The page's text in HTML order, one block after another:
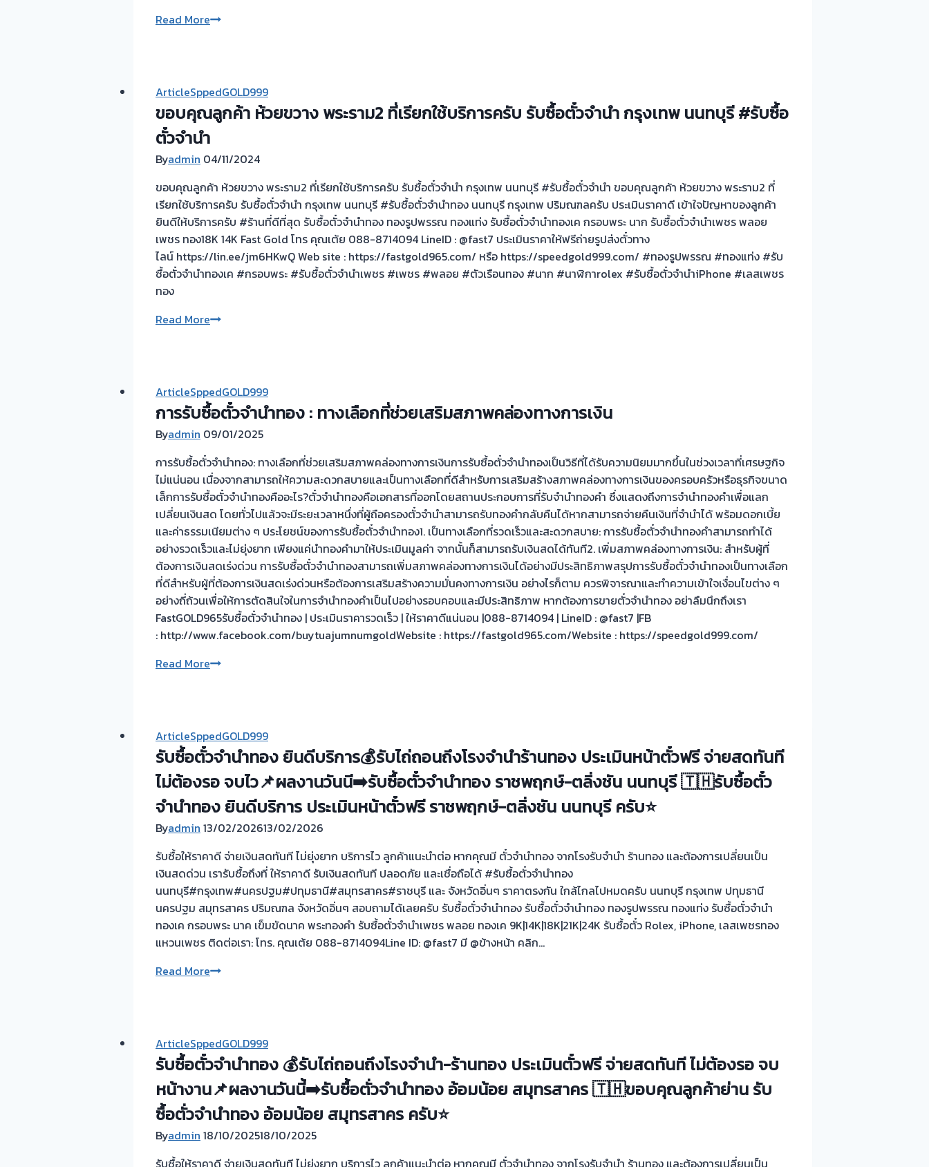
Read More💡
ทอง
ให้
เป็น
เงินสด!
ความ
เรื่อง
ตั๋ว
จำนำ
ที่
คุณ
อาจ
เคย
รู้
เงิน
ที่
คุ้ม
ArticleSppedGOLD999
ขอบคุณลูกค้า ห้วยขวาง พระราม2 ที่เรียกใช้บริการครับ รับซื้อตั๋วจำนำ กรุงเทพ นนทบุรี #รับซื้อ
ตั๋วจำนำ
Byadmin 04/11/2024
ขอบคุณลูกค้า ห้วยขวาง พระราม2 ที่เรียกใช้บริการครับ รับซื้อตั๋วจำนำ กรุงเทพ นนทบุรี #รับซื้อตั๋วจำนำ ขอบคุณลูกค้า ห้วยขวาง พระราม2 ที่
เรียกใช้บริการครับ รับซื้อตั๋วจำนำ กรุงเทพ นนทบุรี #รับซื้อตั๋วจำนำทอง นนทบุรี กรุงเทพ ปริมณฑลครับ ประเมินราคาดี เข้าใจปัญหาของลูกค้า
ยินดีให้บริการครับ #ร้านที่ดีที่สุด รับซื้อตั๋วจำนำทอง ทองรูปพรรณ ทองแท่ง รับซื้อตั๋วจำนำทองเค กรอบพระ นาก รับซื้อตั๋วจำนำเพชร พลอย
เพชร ทอง18K 14K Fast Gold โทร คุณเต้ย 088-8714094 LineID : @fast7 ประเมินราคาให้ฟรีถ่ายรูปส่งตั๋วทาง
ไลน์ https://lin.ee/jm6HKwQ Web site : https://fastgold965.com/ หรือ https://speedgold999.com/ #ทองรูปพรรณ #ทองแท่ง #รับ
ซื้อตั๋วจำนำทองเค #กรอบพระ #รับซื้อตั๋วจำนำเพชร #เพชร #พลอย #ตัวเรือนทอง #นาก #นาฬิกาrolex #รับซื้อตั๋วจำนำiPhone #เลสเพชร
ทอง
Read Moreขอบคุณ
ที่
เรียก
ใช้
บริการ
ครับ
รับ
ซื้อ
ตั๋ว
จำนำ
กรุงเทพ
นนทบุรี #รับ
ซื้อ
ตั๋ว
จำนำ
ArticleSppedGOLD999
การรับซื้อตั๋วจำนำทอง : ทางเลือกที่ช่วยเสริมสภาพคล่องทางการเงิน
Byadmin 09/01/2025
การรับซื้อตั๋วจำนำทอง: ทางเลือกที่ช่วยเสริมสภาพคล่องทางการเงินการรับซื้อตั๋วจำนำทองเป็นวิธีที่ได้รับความนิยมมากขึ้นในช่วงเวลาที่เศรษฐกิจ
ไม่แน่นอน เนื่องจากสามารถให้ความสะดวกสบายและเป็นทางเลือกที่ดีสำหรับการเสริมสร้างสภาพคล่องทางการเงินของครอบครัวหรือธุรกิจขนาด
เล็กการรับซื้อตั๋วจำนำทองคืออะไร?ตั๋วจำนำทองคือเอกสารที่ออกโดยสถานประกอบการที่รับจำนำทองคำ ซึ่งแสดงถึงการจำนำทองคำเพื่อแลก
เปลี่ยนเงินสด โดยทั่วไปแล้วจะมีระยะเวลาหนึ่งที่ผู้ถือครองตั๋วจำนำสามารถรับทองคำกลับคืนได้หากสามารถจ่ายคืนเงินที่จำนำได้ พร้อมดอกเบี้ย
และค่าธรรมเนียมต่าง ๆ ประโยชน์ของการรับซื้อตั๋วจำนำทอง1. เป็นทางเลือกที่รวดเร็วและสะดวกสบาย: การรับซื้อตั๋วจำนำทองคำสามารถทำได้
อย่างรวดเร็วและไม่ยุ่งยาก เพียงแค่นำทองคำมาให้ประเมินมูลค่า จากนั้นก็สามารถรับเงินสดได้ทันที2. เพิ่มสภาพคล่องทางการเงิน: สำหรับผู้ที่
ต้องการเงินสดเร่งด่วน การรับซื้อตั๋วจำนำทองสามารถเพิ่มสภาพคล่องทางการเงินได้อย่างมีประสิทธิภาพสรุปการรับซื้อตั๋วจำนำทองเป็นทางเลือก
ที่ดีสำหรับผู้ที่ต้องการเงินสดเร่งด่วนหรือต้องการเสริมสร้างความมั่นคงทางการเงิน อย่างไรก็ตาม ควรพิจารณาและทำความเข้าใจเงื่อนไขต่าง ๆ
อย่างถี่ถ้วนเพื่อให้การตัดสินใจในการจำนำทองคำเป็นไปอย่างรอบคอบและมีประสิทธิภาพ หากต้องการขายตั๋วจำนำทอง อย่าลืมนึกถึงเรา
FastGOLD965รับซื้อตั๋วจำนำทอง | ประเมินราคารวดเร็ว | ให้ราคาดีแน่นอน |088-8714094 | LineID : @fast7 |FB
: http://www.facebook.com/buytuajumnumgoldWebsite : https://fastgold965.com/Website : https://speedgold999.com/
Read Moreการ
จำนำ
ทอง
:
ทาง
เลือก
ที่
ช่วย
เสริม
สภาพ
คล่อง
ทางการ
เงิน
ArticleSppedGOLD999
รับซื้อตั๋วจำนำทอง ยินดีบริการ💰รับไถ่ถอนถึงโรงจำนำร้านทอง ประเมินหน้าตั๋วฟรี จ่ายสดทันที
ไม่ต้องรอ จบไว📌ผลงานวันนี➡️รับซื้อตั๋วจำนำทอง ราชพฤกษ์-ตลิ่งชัน นนทบุรี 🇹🇭รับซื้อตั๋ว
จำนำทอง ยินดีบริการ ประเมินหน้าตั๋วฟรี ราชพฤกษ์-ตลิ่งชัน นนทบุรี ครับ⭐
Byadmin 13/02/202613/02/2026
รับซื้อให้ราคาดี จ่ายเงินสดทันที ไม่ยุ่งยาก บริการไว ลูกค้าแนะนำต่อ หากคุณมี ตั๋วจำนำทอง จากโรงรับจำนำ ร้านทอง และต้องการเปลี่ยนเป็น
เงินสดด่วน เรารับซื้อถึงที่ ให้ราคาดี รับเงินสดทันที ปลอดภัย และเชื่อถือได้ #รับซื้อตั๋วจำนำทอง
นนทบุรี#กรุงเทพ#นครปฐม#ปทุมธานี#สมุทรสาคร#ราชบุรี และ จังหวัดอิ่นๆ ราคาตรงกัน ใกล้ไกลไปหมดครับ นนทบุรี กรุงเทพ ปทุมธานี
นครปฐม สมุทรสาคร ปริมณฑล จังหวัดอิ่นๆ สอบถามได้เลยครับ รับซื้อตั๋วจำนำทอง รับซื้อตั๋วจำนำทอง ทองรูปพรรณ ทองแท่ง รับซื้อตั๋วจำนำ
ทองเค กรอบพระ นาค เข็มขัดนาค พระทองคำ รับซื้อตั๋วจำนำเพชร พลอย ทองเค 9K|14K|18K|21K|24K รับซื้อตั๋ว Rolex, iPhone, เลสเพชรทอง
แหวนเพชร ติดต่อเรา: โทร. คุณเต้ย 088-8714094Line ID: @fast7 มี @ข้างหน้า คลิก…
Read Moreรับ
ทอง
ยินดี
บริการ
💰
รับ
ไถ่ถอน
ถึง
โรง
ArticleSppedGOLD999
รับซื้อตั๋วจำนำทอง 💰รับไถ่ถอนถึงโรงจำนำ-ร้านทอง ประเมินตั๋วฟรี จ่ายสดทันที ไม่ต้องรอ จบ
หน้างาน📌ผลงานวันนี้➡️รับซื้อตั่วจำนำทอง อ้อมน้อย สมุทรสาคร 🇹🇭ขอบคุณลูกค้าย่าน รับ
ซื้อตั่วจำนำทอง อ้อมน้อย สมุทรสาคร ครับ⭐
Byadmin 18/10/202518/10/2025
รับซื้อให้ราคาดี จ่ายเงินสดทันที ไม่ยุ่งยาก บริการไว ลูกค้าแนะนำต่อ หากคุณมี ตั๋วจำนำทอง จากโรงรับจำนำ ร้านทอง และต้องการเปลี่ยนเป็น